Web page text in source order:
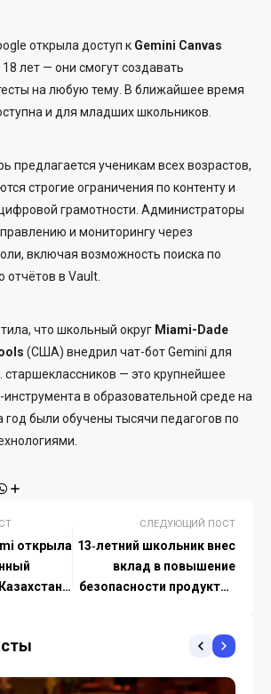
открыла доступ к Gemini Canvas
лет — они смогут создавать
на любую тему. В ближайшее время
и для младших школьников.
предлагается ученикам всех возрастов,
строгие ограничения по контенту и
грамотности. Администраторы
и мониторингу через
включая возможность поиска по
в Vault.
что школьный округ Miami-Dade
(США) внедрил чат-бот Gemini для
старшеклассников — это крупнейшее
в образовательной среде на
были обучены тысячи педагогов по
открыла
СЛЕДУЮЩИЙ ПОСТ
13‑летний школьник внес
вклад в повышение
безопасности продуктов